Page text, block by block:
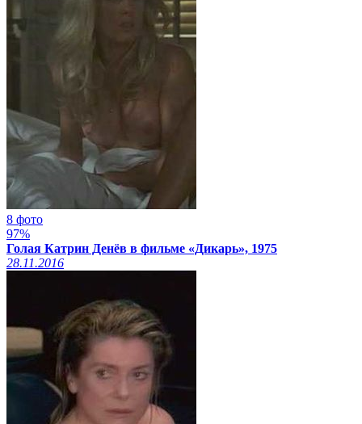
8 фото
97%
Голая Катрин Денёв в фильме «Дикарь», 1975
28.11.2016